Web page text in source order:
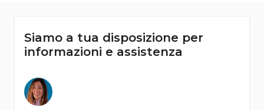
Siamo a tua disposizione per
informazioni e assistenza